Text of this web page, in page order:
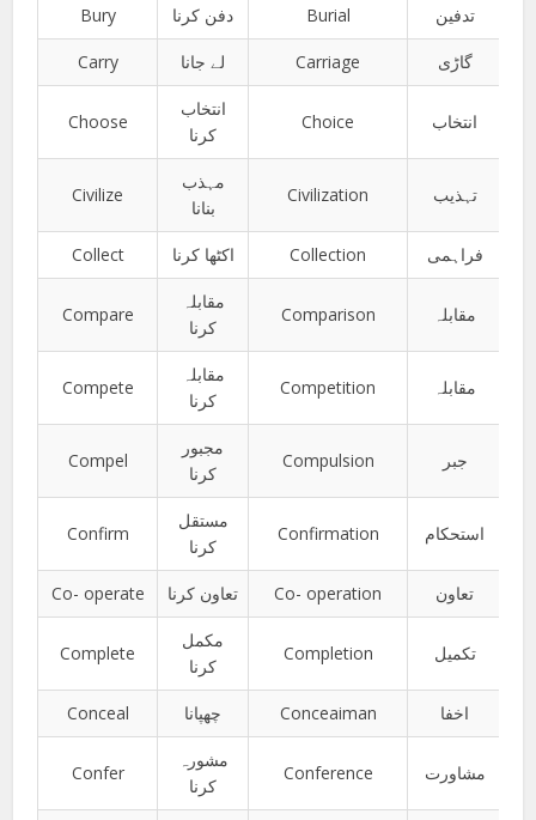
Bury دفن کرنا Burial تدفین
Carry لے جانا Carriage گاڑی
Choose
انتخاب
کرنا
Choice انتخاب
Civilize
مہذب
بنانا
Civilization تہذیب
Collect اکٹھا کرنا Collection فراہمی
Compare
مقابلہ
کرنا
Comparison مقابلہ
Compete
مقابلہ
کرنا
Competition مقابلہ
Compel
مجبور
کرنا
Compulsion جبر
Confirm
مستقل
کرنا
Confirmation استحکام
Co- operate تعاون کرنا Co- operation تعاون
Complete
مکمل
کرنا
Completion تکمیل
Conceal چھپانا Conceaiman اخفا
Confer
مشورہ
کرنا
Conference مشاورت